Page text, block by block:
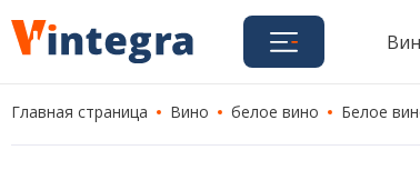
Главная страница Вино белое вино Белое